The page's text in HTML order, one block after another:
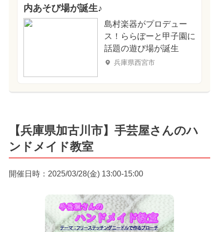
内あそび場が誕生♪
島村楽器がプロデュー
ス！ららぽーと甲子園に
話題の遊び場が誕生
兵庫県西宮市
【兵庫県加古川市】手芸屋さんのハ
ンドメイド教室
開催日時：2025/03/28(金) 13:00-15:00